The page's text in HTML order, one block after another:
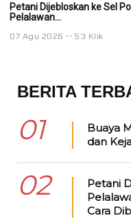
Petani Dijebloskan ke Sel
Pelalawan...
07 Agu 2026 53 Klik
BERITA
01
Buaya
dan
02
Petani
Cara